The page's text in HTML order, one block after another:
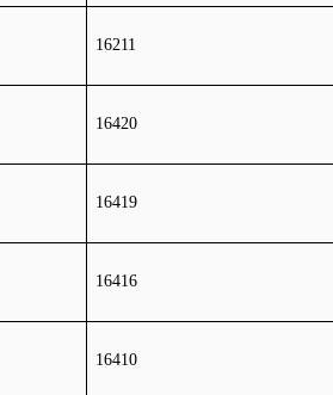
16211
16420
16419
16416
16410